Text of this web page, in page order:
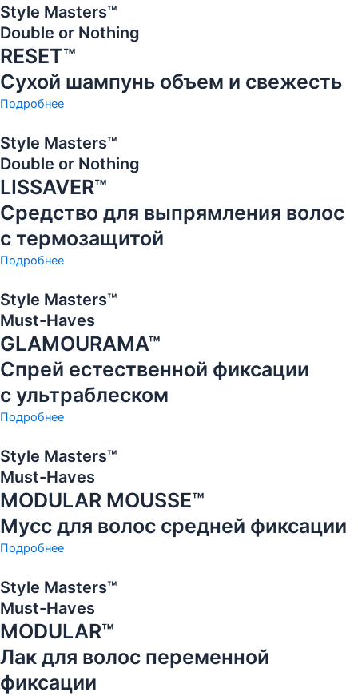
Style Masters™
Double or Nothing
RESET™
Сухой шампунь объем и свежесть
Подробнее
Style Masters™
Double or Nothing
LISSAVER™
Средство для выпрямления волос
с термозащитой
Подробнее
Style Masters™
Must-Haves
GLAMOURAMA™
Спрей естественной фиксации
с ультраблеском
Подробнее
Style Masters™
Must-Haves
MODULAR MOUSSE™
Мусс для волос средней фиксации
Подробнее
Style Masters™
Must-Haves
MODULAR™
Лак для волос переменной
фиксации